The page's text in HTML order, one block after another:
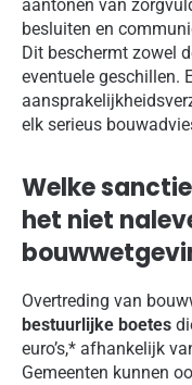
aantonen van
besluiten en
Dit beschermt zowel
eventuele geschillen.
elk serieus
Welke
het niet
Overtreding van
bestuurlijke boetes
euro’s,* afhankelijk
Gemeenten kunnen